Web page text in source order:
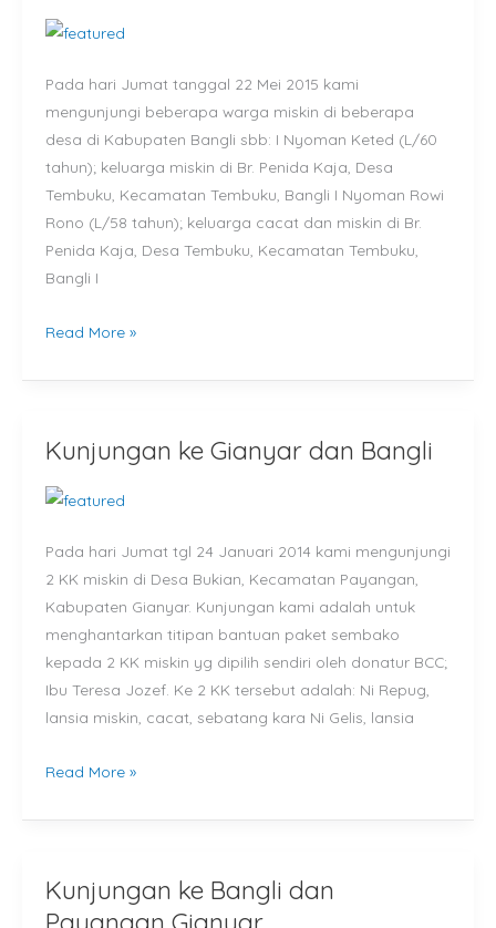
Pada hari Jumat tanggal 22 Mei 2015 kami
mengunjungi beberapa warga miskin di beberapa
desa di Kabupaten Bangli sbb: I Nyoman Keted (L/60
tahun); keluarga miskin di Br. Penida Kaja, Desa
Tembuku, Kecamatan Tembuku, Bangli I Nyoman Rowi
Rono (L/58 tahun); keluarga cacat dan miskin di Br.
Penida Kaja, Desa Tembuku, Kecamatan Tembuku,
Bangli I
miskin
Kabupaten
Bangli
Read More »
Kunjungan ke Gianyar dan Bangli
Pada hari Jumat tgl 24 Januari 2014 kami mengunjungi
2 KK miskin di Desa Bukian, Kecamatan Payangan,
Kabupaten Gianyar. Kunjungan kami adalah untuk
menghantarkan titipan bantuan paket sembako
kepada 2 KK miskin yg dipilih sendiri oleh donatur BCC;
Ibu Teresa Jozef. Ke 2 KK tersebut adalah: Ni Repug,
lansia miskin, cacat, sebatang kara Ni Gelis, lansia
Kunjungan
Gianyar
Bangli
Read More »
Kunjungan ke Bangli dan
Kunjungan
ke